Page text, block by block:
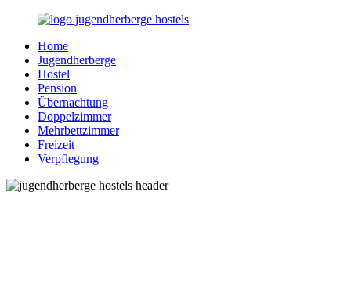
Zurück
Inhalt
Jugendherberge-
Hostels.de
Reisen
junge
jung
gebliebene
Menschen
Home
Jugendherberge
Hostel
Pension
Übernachtung
Doppelzimmer
Mehrbettzimmer
Freizeit
Verpflegung